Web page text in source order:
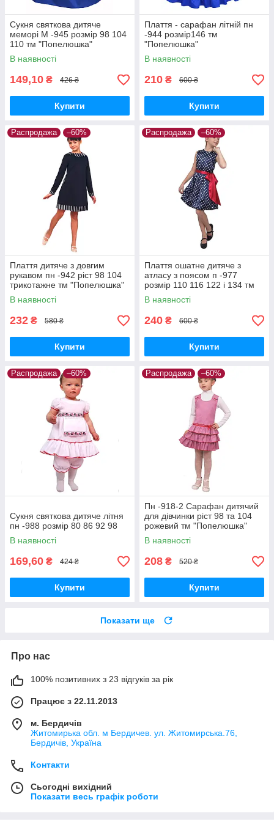
Сукня святкова дитяче
меморі М -945 розмір 98 104
110 тм "Попелюшка"
В наявності
149,10 ₴ 426 ₴
Купити
Плаття - сарафан літній пн
-944 розмір146 тм
"Попелюшка"
В наявності
210 ₴ 600 ₴
Купити
Распродажа –60%
Плаття дитяче з довгим
рукавом пн -942 ріст 98 104
трикотажне тм "Попелюшка"
В наявності
232 ₴ 580 ₴
Купити
Распродажа –60%
Плаття ошатне дитяче з
атласу з поясом п -977
розмір 110 116 122 і 134 тм
"Попелюшка"
В наявності
240 ₴ 600 ₴
Купити
Распродажа –60%
Сукня святкова дитяче літня
пн -988 розмір 80 86 92 98
В наявності
169,60 ₴ 424 ₴
Купити
Распродажа –60%
Пн -918-2 Сарафан дитячий
для дівчинки ріст 98 та 104
рожевий тм "Попелюшка"
В наявності
208 ₴ 520 ₴
Купити
Показати ще
Про нас
100% позитивних з 23 відгуків за рік
Працює з 22.11.2013
м. Бердичів
Житомирька обл. м Бердичев. ул. Житомирська.76,
Бердичів, Україна
Контакти
Сьогодні вихідний
Показати весь графік роботи